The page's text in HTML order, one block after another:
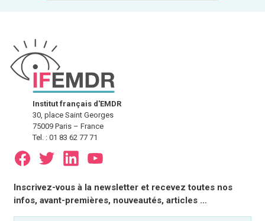
Institut français d'EMDR
30, place Saint Georges
75009 Paris – France
Tel. : 01 83 62 77 71
E-
mail
(Nécessaire)
Inscrivez-vous à la newsletter et recevez toutes nos
infos, avant-premières, nouveautés, articles …